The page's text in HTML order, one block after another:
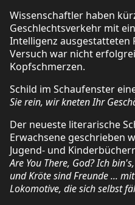
Wissenschaftler haben
Geschlechtsverkehr mit
Intelligenz ausgestatteten
Versuch war nicht
Kopfschmerzen.
Schild im Schaufenster
Sie rein, wir kneten Ihr
Der neueste literarische
Erwachsene geschrieben
Jugend- und
Are You There, God? Ich
und Kröte sind Freunde ...
Lokomotive, die sich selbst